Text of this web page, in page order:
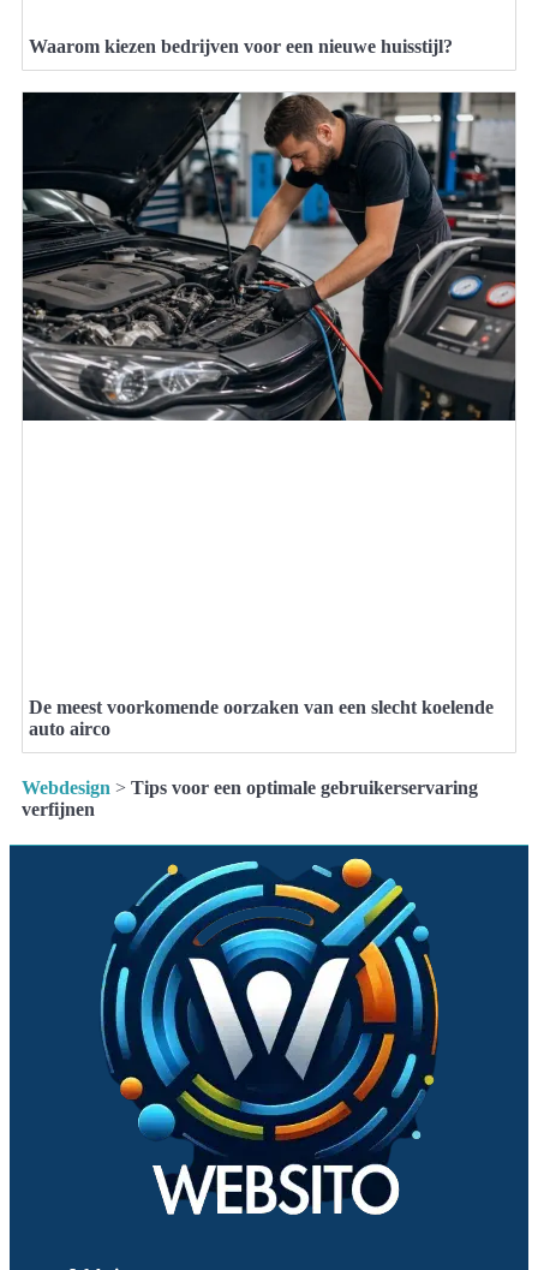
Waarom kiezen bedrijven voor een nieuwe huisstijl?
De meest voorkomende oorzaken van een slecht koelende
auto airco
Webdesign > Tips voor een optimale gebruikerservaring
verfijnen